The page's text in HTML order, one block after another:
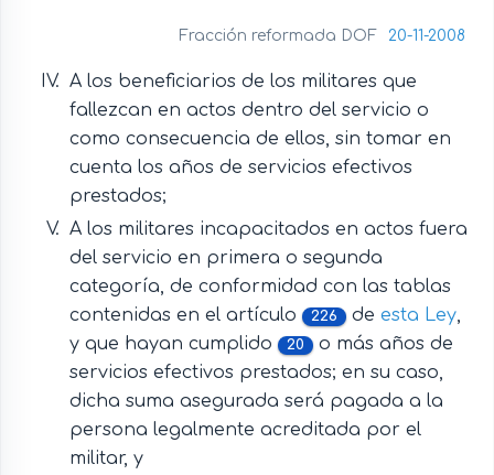
Fracción reformada DOF 20-11-2008
A los beneficiarios de los militares que
fallezcan en actos dentro del servicio o
como consecuencia de ellos, sin tomar en
cuenta los años de servicios efectivos
prestados;
A los militares incapacitados en actos fuera
del servicio en primera o segunda
categoría, de conformidad con las tablas
contenidas en el artículo
226 de esta Ley,
y que hayan cumplido
20
o más años de
servicios efectivos prestados; en su caso,
dicha suma asegurada será pagada a la
persona legalmente acreditada por el
militar, y